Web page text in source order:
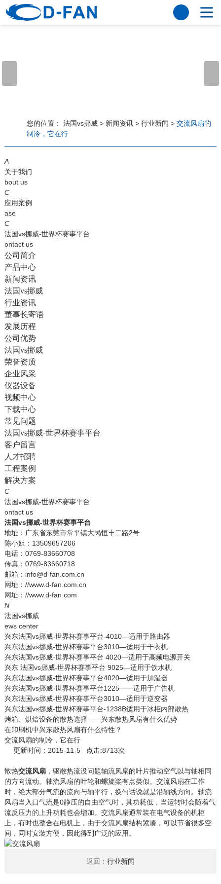
法国vs挪威
应用案例
工程案例
解决方案
新闻资讯
法国vs挪威
行业资讯
常见问题
法国vs挪威-世界杯赛事平台
您的位置： 法国vs挪威> 新闻资讯> 行业新闻 > 交流风扇的
制冷，它在行
A
关于我们
bout us
C
应用案例
ase
C
法国vs挪威-世界杯赛事平台
ontact us
公司简介
产品中心
新闻资讯
法国vs挪威
行业资讯
董事长寄语
发展历程
公司优势
法国vs挪威
荣誉资质
企业风采
仪器设备
视频中心
下载中心
常见问题
法国vs挪威-世界杯赛事平台
客户留言
人才招聘
工程案例
解决方案
C
法国vs挪威-世界杯赛事平台
ontact us
法国vs挪威-世界杯赛事平台
地址：广东省东莞市常平镇大呙恒丰二路2号
陈小姐：13509657206
电话：0769-83660708
传真：0769-83660718
邮箱：info@d-fan.com.cn
网址：//www.d-fan.com.cn
网址：//www.d-fan.com
N
法国vs挪威
ews center
兴东法国vs挪威-世界杯赛事平台-4010—适用于路由器
兴东法国vs挪威-世界杯赛事平台3010—适用于干衣机
兴东法国vs挪威-世界杯赛事平台 4020—适用于高频电源开关
兴东 法国vs挪威-世界杯赛事平台 9025—适用于饮水机
兴东法国vs挪威-世界杯赛事平台4020—适用于加湿器
兴东法国vs挪威-世界杯赛事平台1225——适用于广告机
兴东法国vs挪威-世界杯赛事平台3010—适用于逆变器
兴东法国vs挪威-世界杯赛事平台-1238B适用于冰柜内部散热
烤箱、烘焙设备的散热选择——兴东散热风扇有什么优势
在印刷机中兴东散热风扇有什么特性？
交流风扇的制冷，它在行
更新时间：2015-11-5 点击:8713次
散热交流风扇，驱散热流没问题轴流风扇的叶片推动空气以与轴相同
的方向流动。轴流风扇的叶轮和螺旋桨有点类似。交流风扇在工作
时，绝大部分气流的流向与轴平行，换句话说就是沿轴线方向。轴流
风扇当入口气流是0静压的自由空气时，其功耗低，当运转时会随着气
流反压力的上升功耗也会增加。交流风扇通常装在电气设备的机柜
上，有时也整合在电机上，由于交流风扇结构紧凑，可以节省很多空
间，同时安装方便，因此得到广泛的应用。
返回： 行业新闻